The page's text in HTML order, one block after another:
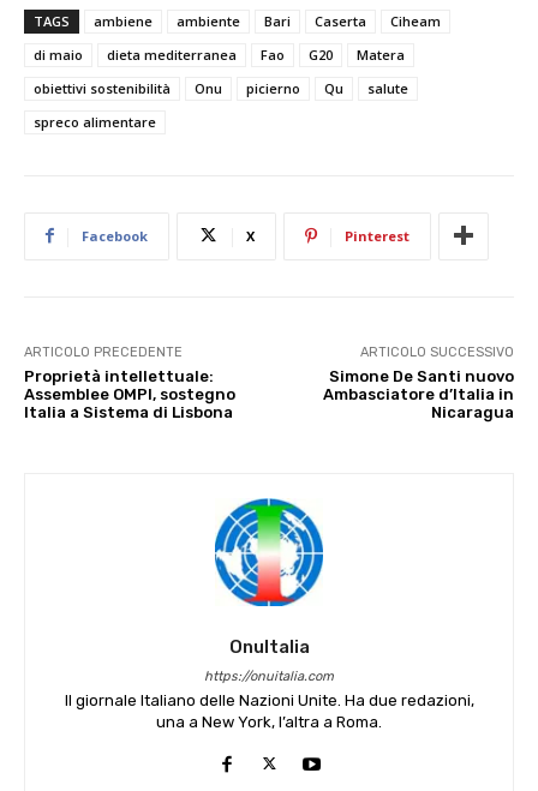
TAGS ambiene ambiente Bari Caserta
Ciheam
di maio
dieta mediterranea Fao G20
Matera
obiettivi sostenibilità
Onu picierno Qu
salute
spreco alimentare
Facebook X Pinterest
ARTICOLO PRECEDENTE
Proprietà intellettuale:
Assemblee OMPI, sostegno
Italia a Sistema di Lisbona
ARTICOLO SUCCESSIVO
Simone De Santi nuovo
Ambasciatore d’Italia in
Nicaragua
OnuItalia
https://onuitalia.com
Il giornale Italiano delle Nazioni Unite. Ha due redazioni,
una a New York, l’altra a Roma.